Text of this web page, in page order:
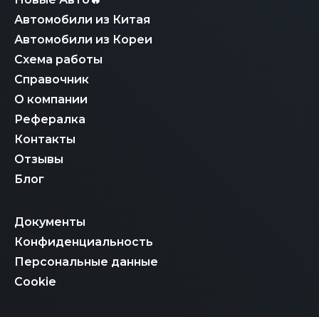
Автомобили из Китая
Автомобили из Кореи
Схема работы
Справочник
О компании
Рефералка
Контакты
Отзывы
Блог
Документы
Конфиденциальность
Персональные данные
Cookie